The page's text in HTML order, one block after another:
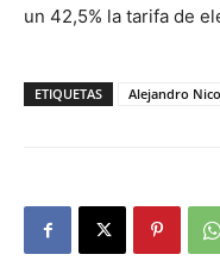
un 42,5% la tarifa de
ETIQUETAS Alejandro